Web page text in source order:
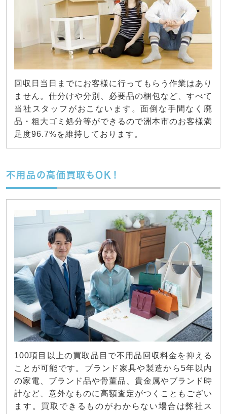
回収日当日までにお客様に行ってもらう作業はあり
ません。仕分けや分別、必要品の梱包など、すべて
当社スタッフがおこないます。面倒な手間なく廃
品・粗大ゴミ処分等ができるので洲本市のお客様満
足度96.7%を維持しております。
不用品の高価買取もOK！
100項目以上の買取品目で不用品回収料金を抑える
ことが可能です。ブランド家具や製造から5年以内
の家電、ブランド品や骨董品、貴金属やブランド時
計など、意外なものに高額査定がつくこともござい
ます。買取できるものがわからない場合は弊社ス